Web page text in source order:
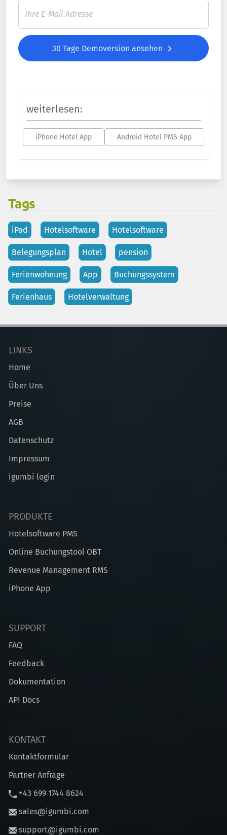
30 Tage Demoversion ansehen
weiterlesen:
iPhone Hotel App Android Hotel PMS App
Tags
iPad Hotelsoftware Hotelsoftware
Belegungsplan Hotel pension
Ferienwohnung App Buchungssystem
Ferienhaus Hotelverwaltung
LINKS
Home
Über Uns
Preise
AGB
Datenschutz
Impressum
igumbi login
PRODUKTE
Hotelsoftware PMS
Online Buchungstool OBT
Revenue Management RMS
iPhone App
SUPPORT
FAQ
Feedback
Dokumentation
API Docs
KONTAKT
Kontaktformular
Partner Anfrage
+43 699 1744 8624
sales@igumbi.com
support@igumbi.com